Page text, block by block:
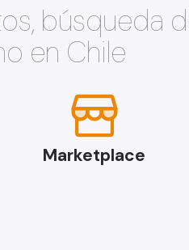
búsqueda
en Chile
Marketplace